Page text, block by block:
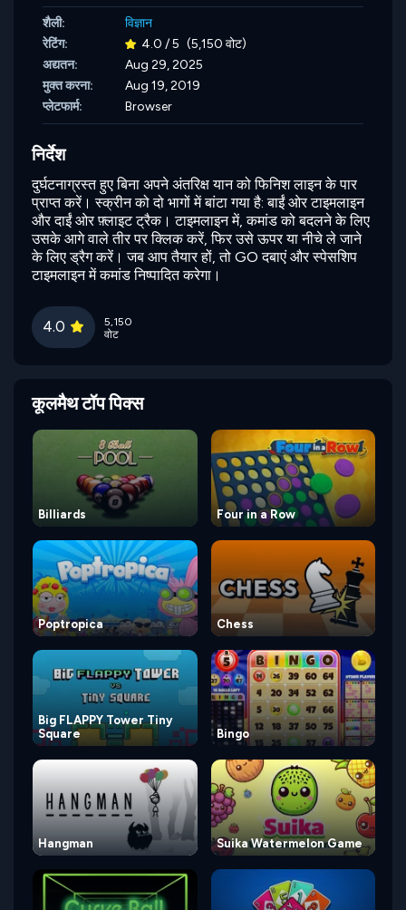
शैली:
विज्ञान
रेटिंग:
4.0 / 5 (5,150 वोट)
अद्यतन:
Aug 29, 2025
मुक्त करना:
Aug 19, 2019
प्लेटफार्म:
Browser
निर्देश
दुर्घटनाग्रस्त हुए बिना अपने अंतरिक्ष यान को फिनिश लाइन के पार
प्राप्त करें। स्क्रीन को दो भागों में बांटा गया है: बाईं ओर टाइमलाइन
और दाईं ओर फ़्लाइट ट्रैक। टाइमलाइन में, कमांड को बदलने के लिए
उसके आगे वाले तीर पर क्लिक करें, फिर उसे ऊपर या नीचे ले जाने
के लिए ड्रैग करें। जब आप तैयार हों, तो GO दबाएं और स्पेसशिप
टाइमलाइन में कमांड निष्पादित करेगा।
4.0
5,150
वोट
कूलमैथ टॉप पिक्स
Billiards Four in a Row
Poptropica Chess
Big FLAPPY Tower Tiny
Square
Bingo
Hangman Suika Watermelon Game